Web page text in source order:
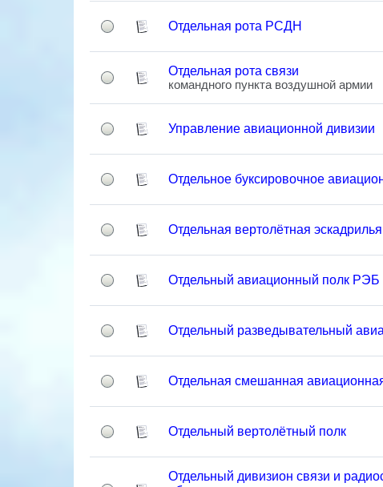
Отдельная рота РСДН
Отдельная рота связи
командного пункта воздушной армии
Управление авиационной дивизии
Отдельное буксировочное
Отдельная вертолётная эскадрилья
Отдельный авиационный полк РЭБ
Отдельный разведывательный
Отдельная смешанная
Отдельный вертолётный полк
Отдельный дивизион связи и